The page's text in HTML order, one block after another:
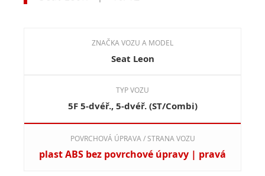
ZNAČKA VOZU A MODEL
Seat Leon
TYP VOZU
5F 5-dvéř., 5-dvéř. (ST/Combi)
POVRCHOVÁ ÚPRAVA / STRANA VOZU
plast ABS bez povrchové úpravy | pravá